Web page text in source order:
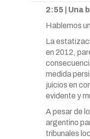
2:55 | Una
Hablemos
La
en 2012,
medida
juicios en
evidente y
A pesar de
argentino
tribunales